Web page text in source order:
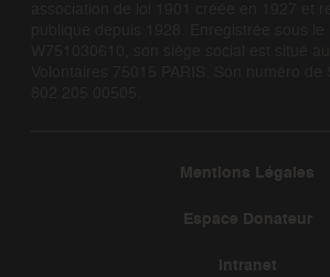
Mentions Légales
Espace Donateur
Intranet